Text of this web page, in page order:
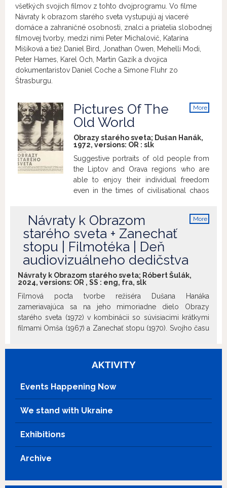
všetkých svojich filmov z tohto dvojprogramu. Vo filme
Návraty k obrazom starého sveta vystupujú aj viaceré
domáce a zahraničné osobnosti, znalci a priatelia slobodnej
filmovej tvorby, medzi nimi Peter Michalovič, Katarína
Mišíková a tiež Daniel Bird, Jonathan Owen, Mehelli Modi,
Peter Hames, Karel Och, Martin Gazík a dvojica
dokumentaristov Daniel Coche a Simone Fluhr zo
Štrasburgu.
More
Pictures Of The
Old World
Obrazy starého sveta; Dušan Hanák,
1972, versions: OR : slk
Suggestive portraits of old people from
the Liptov and Orava regions who are
able to enjoy their individual freedom
even in the times of civilisational chaos
More
Návraty k Obrazom
starého sveta + Zanechať
stopu | Filmotéka | Deň
audiovizuálneho dedičstva
Návraty k Obrazom starého sveta; Róbert Šulák,
2024, versions: OR , SS : eng, fra, slk
Filmová pocta tvorbe režiséra Dušana Hanáka
zameriavajúca sa na jeho mimoriadne dielo Obrazy
starého sveta (1972) v kombinácii so súvisiacimi krátkymi
filmami Omša (1967) a Zanechať stopu (1970). Svojho času
slobodného, nezávislého kinematografického diela a
hlboko ľudský rozmer napriek tomu, že vznikli po
okupácii Československa v roku 1968, v čase najtvrdšej
svoje názory a postrehy však vyjadria aj viaceré osobnosti,
AKTIVITY
Events Happening Now
We stand with Ukraine
Exhibitions
Archive